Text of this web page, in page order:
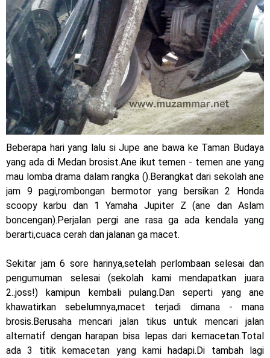
Jelajah Petualangan Tanpa Batas
Yamalube Power XP Matic resmi dirilis untuk skutik Blue
Core 125cc dengan mobilitas tinggi
Yamaha Indonesia Rilis Warna Baru Fazzio Hybrid yang lebih
Eye Catchy & Kece Abis
Sudah pakai diskbrake belakang ! Yamaha Indonesia Resmi
perkenalkan Aerox Alpha 155 Turbo !
Yamaha Nmax Turbo 155 sudah lahir, Aerox Turbo hanya
tinggal menunggu waktu ?
Honda Indonesia resmi jual New CBR 1000RR-R Fireblade
Dukung MotoGP Mandalika 2024, AHM serahkan 10 unit
motor listrik EM1 e
Yamaha Indonesia resmi luncurkan Nmax 155 Turbo
Sudah pakai winglet Karbon, Yamaha resmi merilis YZF-R1
Beberapa hari yang lalu si Jupe ane bawa ke Taman Budaya
yang ada di Medan brosist.Ane ikut temen - temen ane yang
mau lomba drama dalam rangka ().Berangkat dari sekolah ane
jam 9 pagi,rombongan bermotor yang bersikan 2 Honda
scoopy karbu dan 1 Yamaha Jupiter Z (ane dan Aslam
boncengan).Perjalan pergi ane rasa ga ada kendala yang
berarti,cuaca cerah dan jalanan ga macet.
Sekitar jam 6 sore harinya,setelah perlombaan selesai dan
pengumuman selesai (sekolah kami mendapatkan juara
2..joss!) kamipun kembali pulang.Dan seperti yang ane
khawatirkan sebelumnya,macet terjadi dimana - mana
brosis.Berusaha mencari jalan tikus untuk mencari jalan
alternatif dengan harapan bisa lepas dari kemacetan.Total
ada 3 titik kemacetan yang kami hadapi.Di tambah lagi